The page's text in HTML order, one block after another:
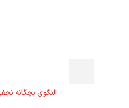
النگوی بچگانه